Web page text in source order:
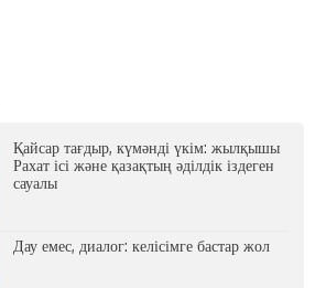
Қайсар тағдыр, күмәнді үкім: жылқышы
Рахат ісі және қазақтың әділдік іздеген
сауалы
Дау емес, диалог: келісімге бастар жол